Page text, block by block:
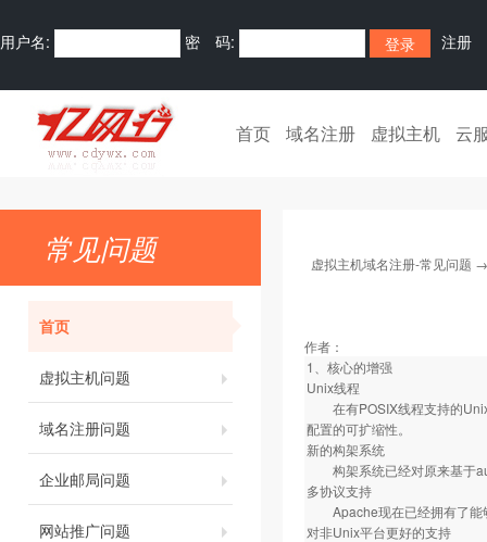
用户名: 密 码: 注册
首页 域名注册 虚拟主机 云
常见问题
首页
虚拟主机问题
域名注册问题
企业邮局问题
网站推广问题
虚拟主机域名注册-常见问题
作者：
1、核心的增强
Unix线程
在有POSIX线程支持的Unix
配置的可扩缩性。
新的构架系统
构架系统已经对原来基于
多协议支持
Apache现在已经拥有了能
对非Unix平台更好的支持